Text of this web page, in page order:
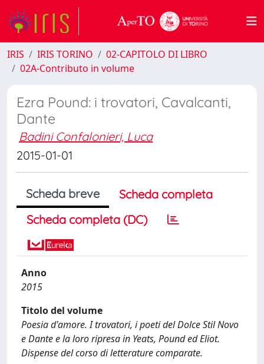
IRIS IRIS TORINO
02-CAPITOLO DI LIBRO
02A-Contributo in volume
Ezra Pound: i trovatori, Cavalcanti,
Dante
Badini Confalonieri, Luca
2015-01-01
Scheda breve
Scheda completa
Scheda completa (DC)
Anno
2015
Titolo del volume
Poesia d'amore. I trovatori, i poeti del Dolce Stil Novo
e Dante e la loro ripresa in Yeats, Pound ed Eliot.
Dispense del corso di letterature comparate.